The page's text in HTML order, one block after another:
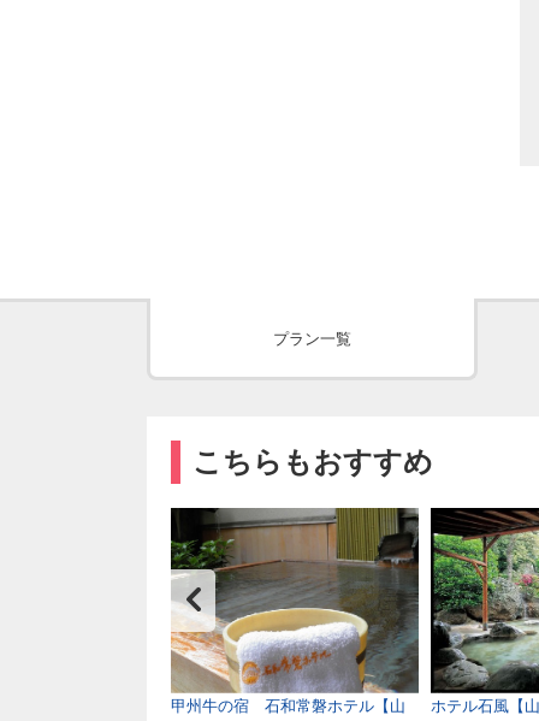
プラン一覧
こちらもおすすめ
甲州牛の宿 石和常磐ホテル【山
ホテル石風【